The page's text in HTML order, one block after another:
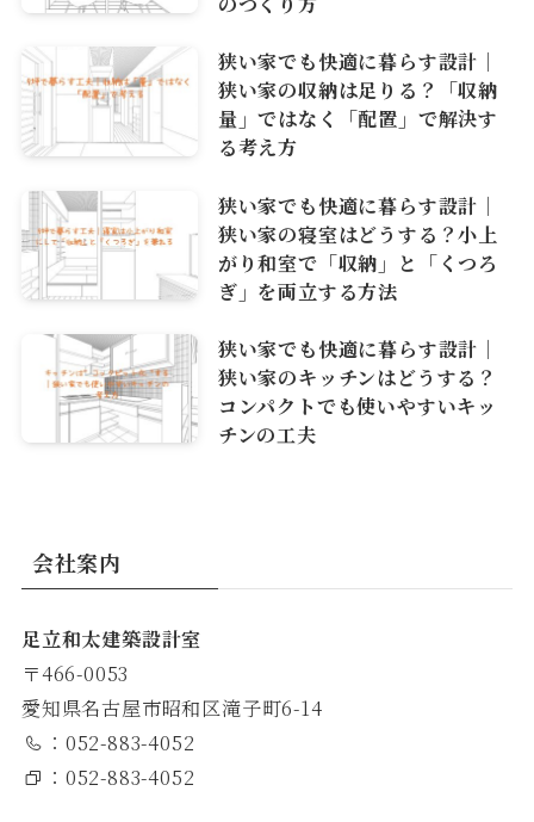
狭い家でも快適に暮らす設計｜
狭い家の収納は足りる？「収納
量」ではなく「配置」で解決す
る考え方
狭い家でも快適に暮らす設計｜
狭い家の寝室はどうする？小上
がり和室で「収納」と「くつろ
ぎ」を両立する方法
狭い家でも快適に暮らす設計｜
狭い家のキッチンはどうする？
コンパクトでも使いやすいキッ
チンの工夫
会社案内
足立和太建築設計室
〒466-0053
愛知県名古屋市昭和区滝子町6-14
：052-883-4052
：052-883-4052